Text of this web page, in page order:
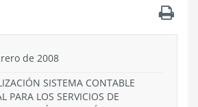
de 2008
SISTEMA CONTABLE
PARA LOS SERVICIOS DE